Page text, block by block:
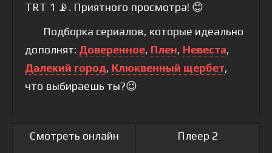
TRT 1 📡. Приятного просмотра! 😊
Подборка сериалов, которые идеально
дополнят: Доверенное, Плен, Невеста,
Далекий город, Клюквенный щербет,
что выбираешь ты?😉
Смотреть онлайн
Плеер 2